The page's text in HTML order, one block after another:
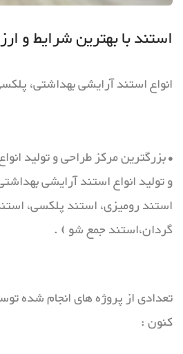
استند با بهترین شرایط و
انواع استند آرایشی بهداشتی،
• بزرگترین مرکز طراحی و تولید
و تولید انواع استند آرایشی
استند رومیزی، استند پلکسی،
گردان،استند جمع شو ) .
کنون :